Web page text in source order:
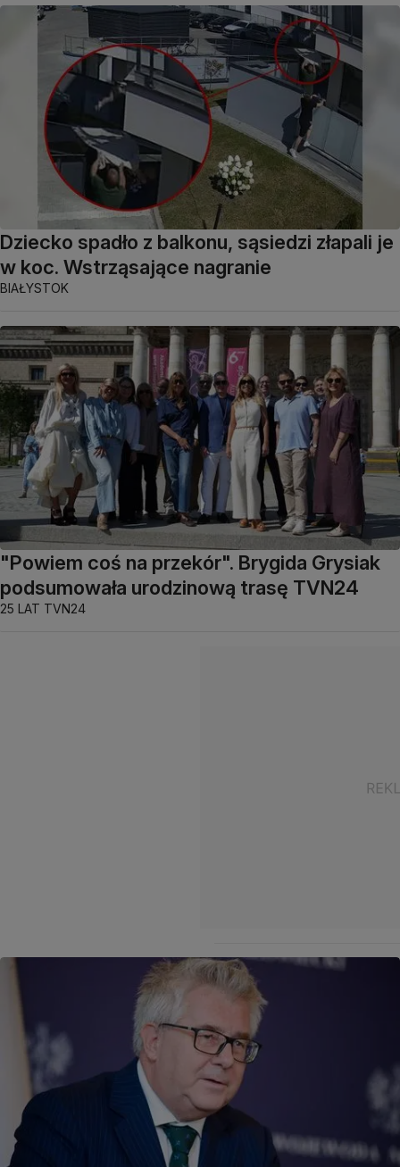
Dziecko spadło z balkonu, sąsiedzi złapali je
w koc. Wstrząsające nagranie
BIAŁYSTOK
"Powiem coś na przekór". Brygida Grysiak
podsumowała urodzinową trasę TVN24
25 LAT TVN24